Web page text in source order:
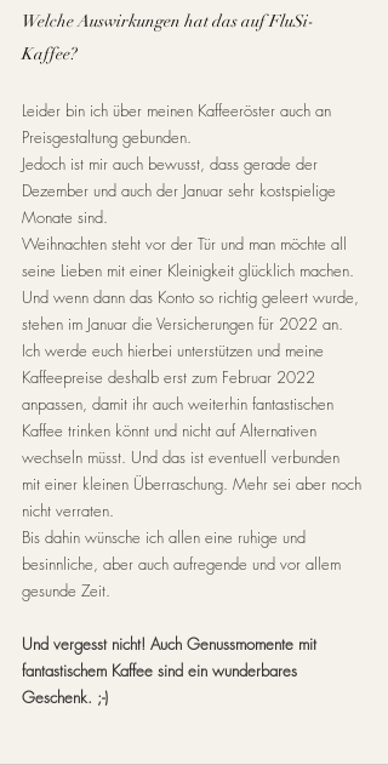
Welche Auswirkungen hat das auf FluSi-
Kaffee?
Leider bin ich über meinen Kaffeeröster auch an
Preisgestaltung gebunden.
Jedoch ist mir auch bewusst, dass gerade der
Dezember und auch der Januar sehr kostspielige
Monate sind.
Weihnachten steht vor der Tür und man möchte all
seine Lieben mit einer Kleinigkeit glücklich machen.
Und wenn dann das Konto so richtig geleert wurde,
stehen im Januar die Versicherungen für 2022 an.
Ich werde euch hierbei unterstützen und meine
Kaffeepreise deshalb erst zum Februar 2022
anpassen, damit ihr auch weiterhin fantastischen
Kaffee trinken könnt und nicht auf Alternativen
wechseln müsst. Und das ist eventuell verbunden
mit einer kleinen Überraschung. Mehr sei aber noch
nicht verraten.
Bis dahin wünsche ich allen eine ruhige und
besinnliche, aber auch aufregende und vor allem
gesunde Zeit.
Und vergesst nicht! Auch Genussmomente mit
fantastischem Kaffee sind ein wunderbares
Geschenk. ;-)